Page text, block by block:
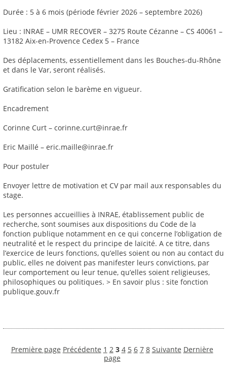
Durée : 5 à 6 mois (période février 2026 – septembre 2026)
Lieu : INRAE – UMR RECOVER – 3275 Route Cézanne – CS 40061 –
13182 Aix-en-Provence Cedex 5 – France
Des déplacements, essentiellement dans les Bouches-du-Rhône
et dans le Var, seront réalisés.
Gratification selon le barème en vigueur.
Encadrement
Corinne Curt – corinne.curt@inrae.fr
Eric Maillé – eric.maille@inrae.fr
Pour postuler
Envoyer lettre de motivation et CV par mail aux responsables du
stage.
Les personnes accueillies à INRAE, établissement public de
recherche, sont soumises aux dispositions du Code de la
fonction publique notamment en ce qui concerne l’obligation de
neutralité et le respect du principe de laïcité. A ce titre, dans
l’exercice de leurs fonctions, qu’elles soient ou non au contact du
public, elles ne doivent pas manifester leurs convictions, par
leur comportement ou leur tenue, qu’elles soient religieuses,
philosophiques ou politiques. > En savoir plus : site fonction
publique.gouv.fr
Première page Précédente 1 2 3 4 5 6 7 8 Suivante Dernière
page